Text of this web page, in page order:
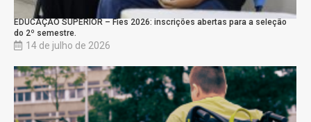
EDUCAÇÃO SUPERIOR – Fies 2026: inscrições abertas para a seleção
do 2º semestre.
14 de julho de 2026